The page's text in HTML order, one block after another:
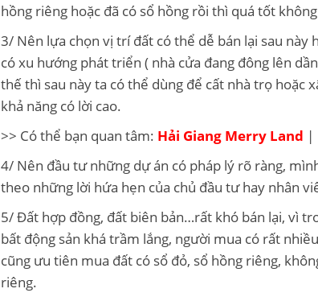
hồng riêng hoặc đã có sổ hồng rồi thì quá tốt
3/ Nên lựa chọn vị trí đất có thể dễ bán lại sau này
có xu hướng phát triển ( nhà cửa đang đông lên
thế thì sau này ta có thể dùng để cất nhà trọ hoặc
khả năng có lời cao.
>> Có thể bạn quan tâm: Hải Giang Merry Land |
4/ Nên đầu tư những dự án có pháp lý rõ ràng,
theo những lời hứa hẹn của chủ đầu tư hay nhân
5/ Đất hợp đồng, đất biên bản…rất khó bán lại, vì
bất động sản khá trầm lắng, người mua có rất
cũng ưu tiên mua đất có sổ đỏ, sổ hồng riêng,
riêng.